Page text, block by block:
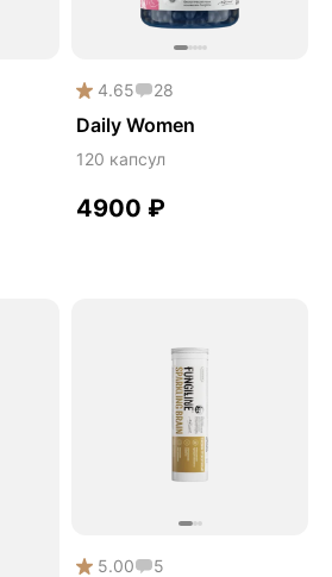
4.65 28
Daily Women
120 капсул
4900 ₽
5.00 5